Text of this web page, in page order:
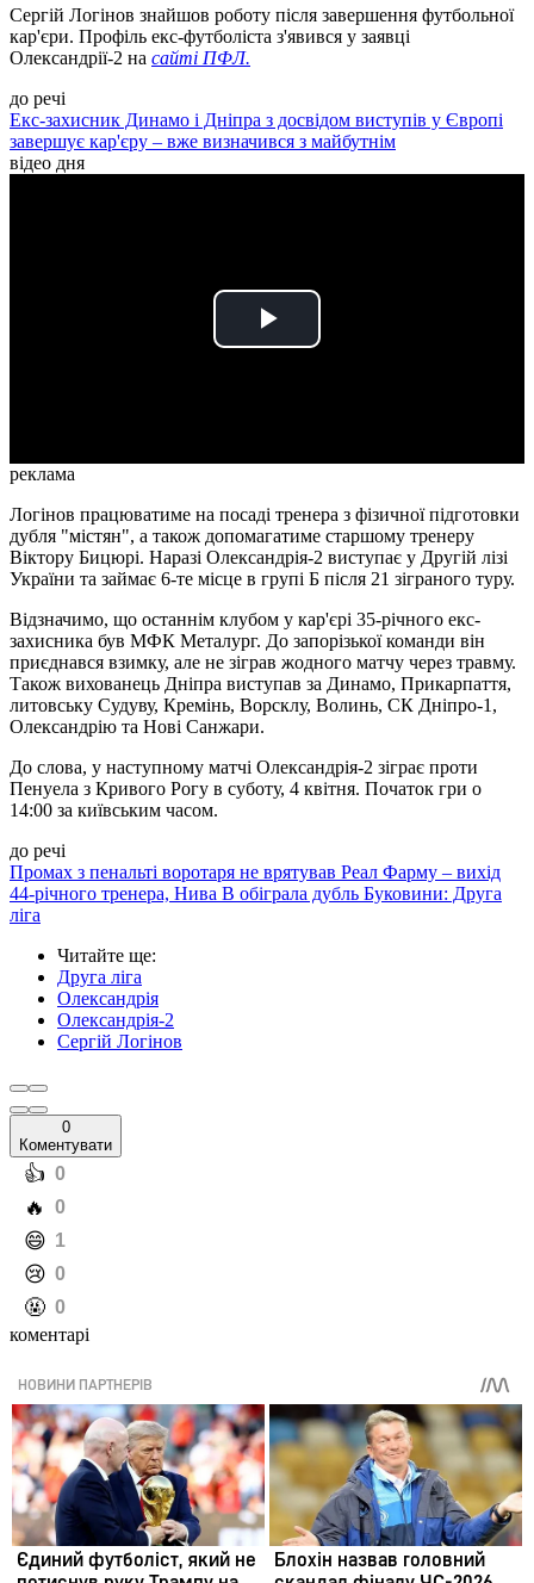
Сергій Логінов знайшов роботу після завершення футбольної
кар'єри. Профіль екс-футболіста з'явився у заявці
Олександрії-2 на сайті ПФЛ.
до речі
Екс-захисник Динамо і Дніпра з досвідом виступів у Європі
завершує кар'єру – вже визначився з майбутнім
відео дня
Play
реклама
Логінов працюватиме на посаді тренера з фізичної підготовки
дубля "містян", а також допомагатиме старшому тренеру
Віктору Бицюрі. Наразі Олександрія-2 виступає у Другій лізі
України та займає 6-те місце в групі Б після 21 зіграного туру.
Відзначимо, що останнім клубом у кар'єрі 35-річного екс-
захисника був МФК Металург. До запорізької команди він
приєднався взимку, але не зіграв жодного матчу через травму.
Також вихованець Дніпра виступав за Динамо, Прикарпаття,
литовську Судуву, Кремінь, Ворсклу, Волинь, СК Дніпро-1,
Олександрію та Нові Санжари.
До слова, у наступному матчі Олександрія-2 зіграє проти
Пенуела з Кривого Рогу в суботу, 4 квітня. Початок гри о
14:00 за київським часом.
до речі
Промах з пенальті воротаря не врятував Реал Фарму – вихід
44-річного тренера, Нива В обіграла дубль Буковини: Друга
ліга
Читайте ще:
Друга ліга
Олександрія
Олександрія-2
Сергій Логінов
0
Коментувати
️👍 0
️🔥 0
️😄 1
️😢 0
️🤬 0
коментарі